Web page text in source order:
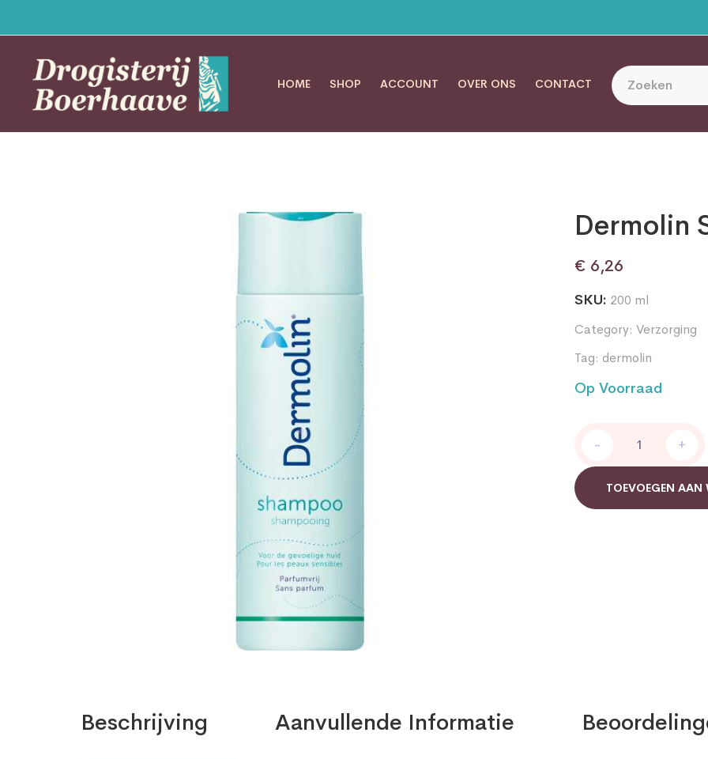
HOME SHOP ACCOUNT OVER ONS CONTACT
Dermolin
€ 6,26
SKU: 200 ml
Category: Verzorging
Tag: dermolin
Op Voorraad
Shampoo
quantity
- +
TOEVOEGEN AAN
Beschrijving Aanvullende Informatie